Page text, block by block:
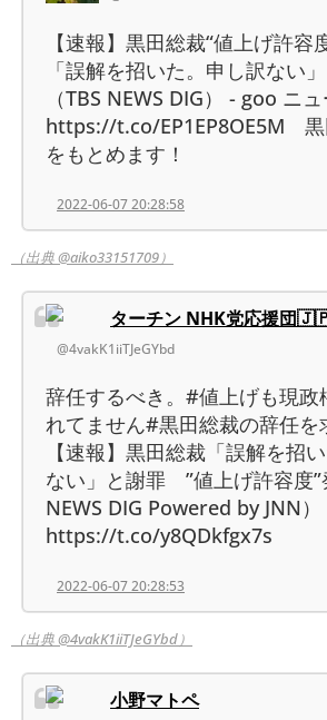
【速報】黒田総裁“値上げ許容
「誤解を招いた。申し訳ない
（TBS NEWS DIG） - goo ニ
https://t.co/EP1EP8OE5M 黒
をもとめます！
2022-06-07 20:28:58
（出典 @aiko33151709）
ターチン NHK党応援団
@4vakK1iiTJeGYbd
辞任するべき。#値上げも現政
れてません#黒田総裁の辞任を
【速報】黒田総裁「誤解を招
ない」と謝罪 ”値上げ許容度”
NEWS DIG Powered by JNN）
https://t.co/y8QDkfgx7s
2022-06-07 20:28:53
（出典 @4vakK1iiTJeGYbd）
小野マトペ